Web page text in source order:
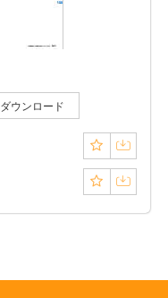
ダウンロード